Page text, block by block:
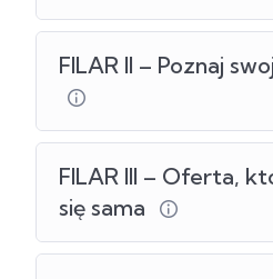
FILAR II – Poznaj
FILAR III – Oferta,
się sama